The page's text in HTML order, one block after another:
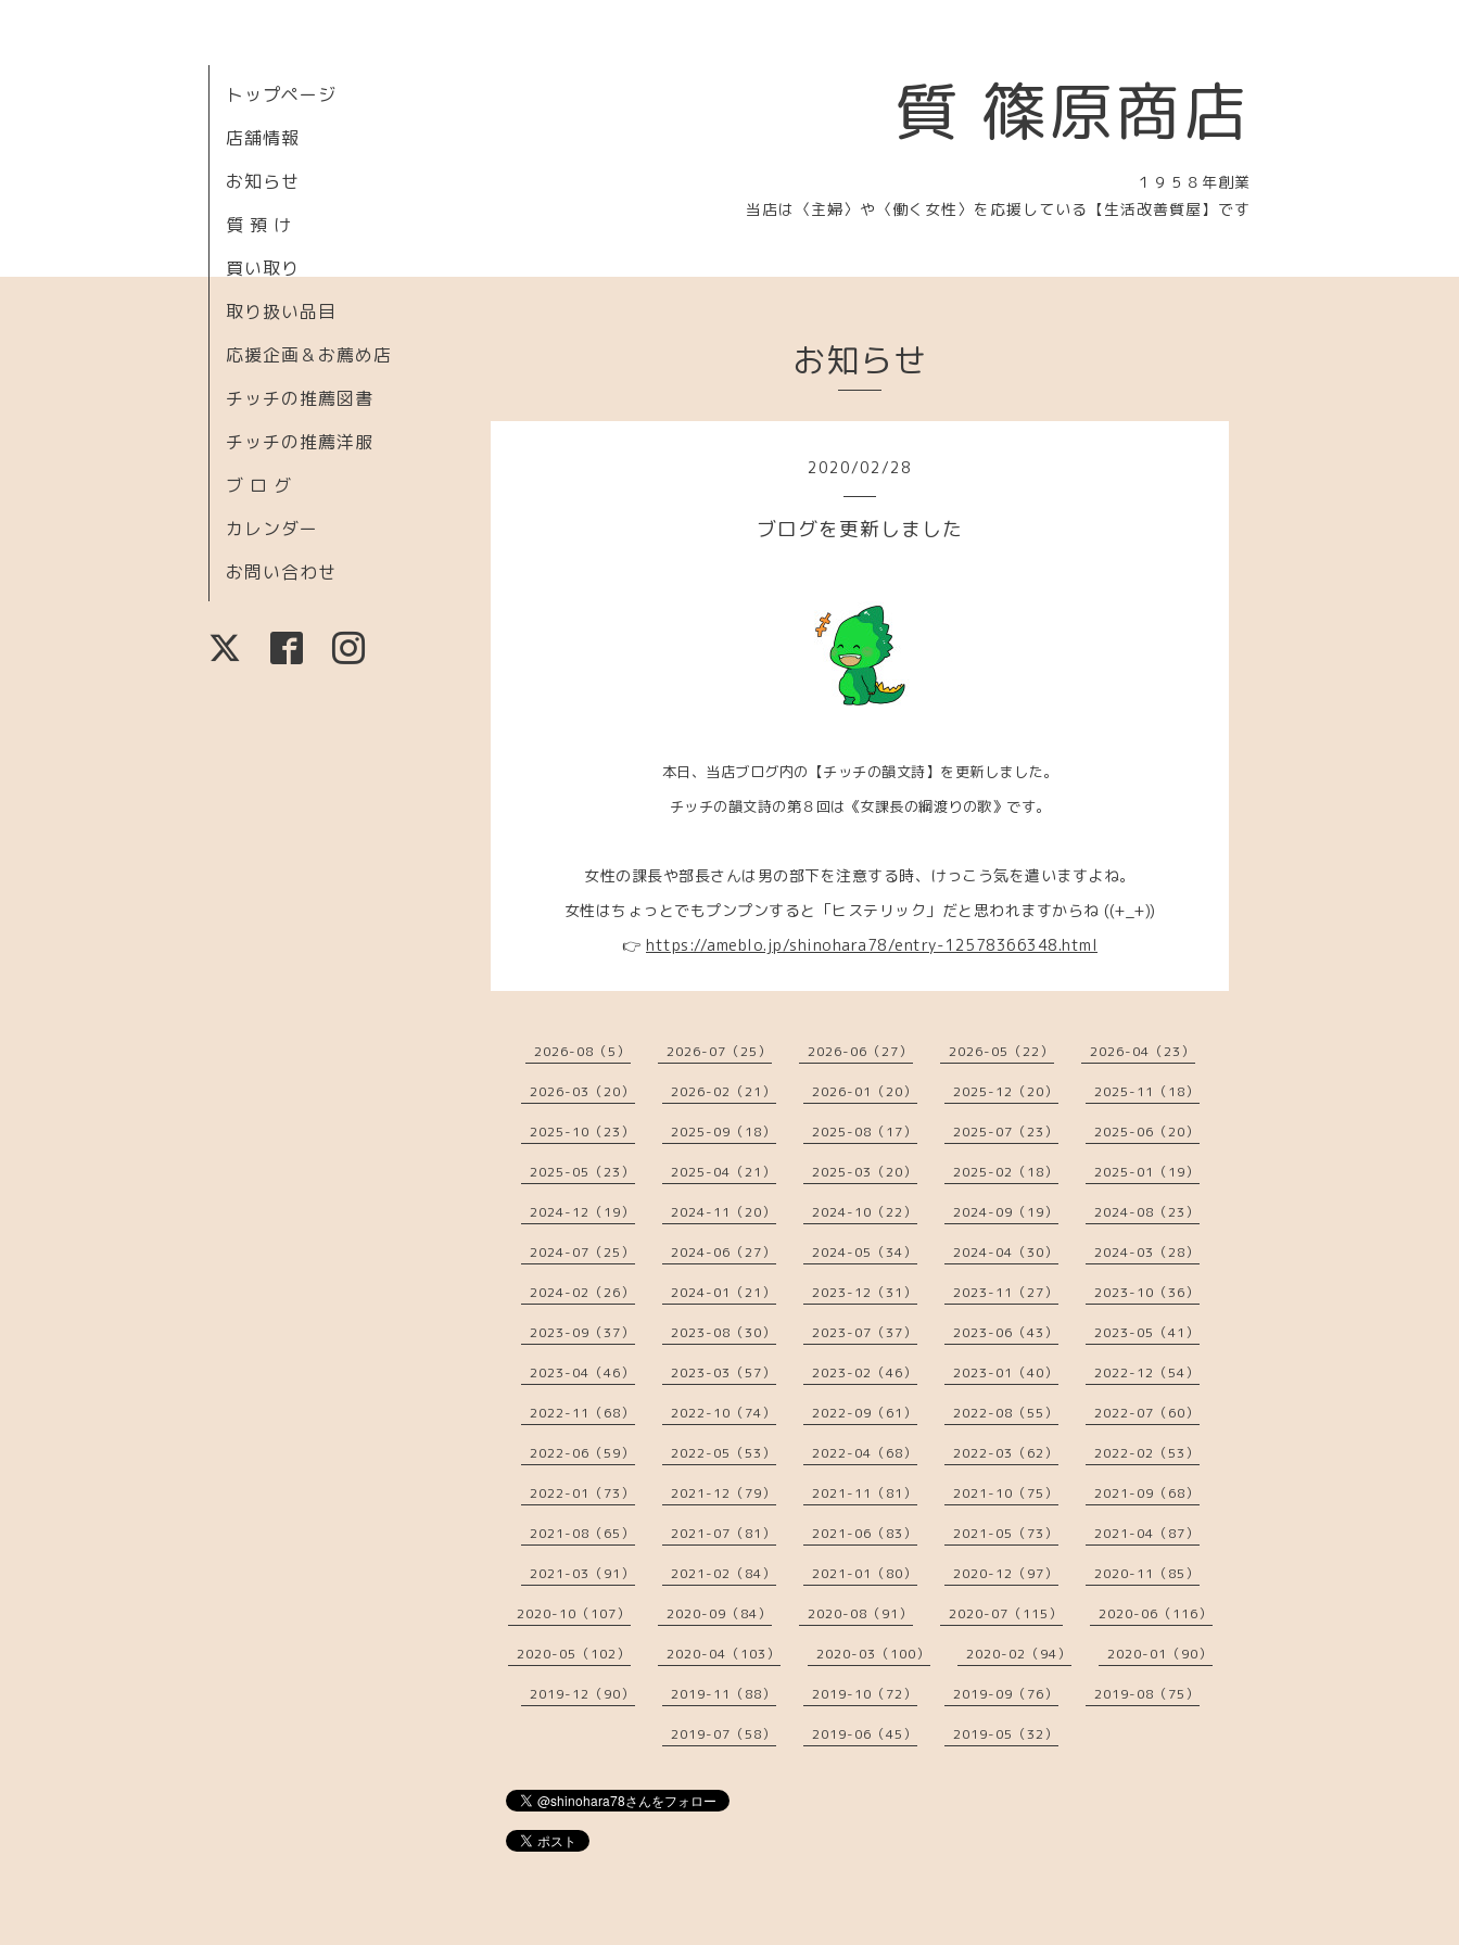
質 篠原商店
１９５８年創業
当店は〈主婦〉や〈働く女性〉を応援している【生活改善質屋】です
トップページ
店舗情報
お知らせ
質 預 け
買い取り
取り扱い品目
応援企画＆お薦め店
チッチの推薦図書
チッチの推薦洋服
ブ ロ グ
カレンダー
お問い合わせ
お知らせ
2020/02/28
ブログを更新しました
本日、当店ブログ内の【チッチの韻文詩】を更新しました。
チッチの韻文詩の第８回は 《女課長の綱渡りの歌》 です。
女性の課長や部長さんは男の部下を注意する時、けっこう気を遣いますよね。
女性はちょっとでもプンプンすると「ヒステリック」だと思われますからね ((+_+))
👉 https://ameblo.jp/shinohara78/entry-12578366348.html
2026-08（5） 2026-07（25） 2026-06（27） 2026-05（22） 2026-04（23）
2026-03（20） 2026-02（21） 2026-01（20） 2025-12（20） 2025-11（18）
2025-10（23） 2025-09（18） 2025-08（17） 2025-07（23） 2025-06（20）
2025-05（23） 2025-04（21） 2025-03（20） 2025-02（18） 2025-01（19）
2024-12（19） 2024-11（20） 2024-10（22） 2024-09（19） 2024-08（23）
2024-07（25） 2024-06（27） 2024-05（34） 2024-04（30） 2024-03（28）
2024-02（26） 2024-01（21） 2023-12（31） 2023-11（27） 2023-10（36）
2023-09（37） 2023-08（30） 2023-07（37） 2023-06（43） 2023-05（41）
2023-04（46） 2023-03（57） 2023-02（46） 2023-01（40） 2022-12（54）
2022-11（68） 2022-10（74） 2022-09（61） 2022-08（55） 2022-07（60）
2022-06（59） 2022-05（53） 2022-04（68） 2022-03（62） 2022-02（53）
2022-01（73） 2021-12（79） 2021-11（81） 2021-10（75） 2021-09（68）
2021-08（65） 2021-07（81） 2021-06（83） 2021-05（73） 2021-04（87）
2021-03（91） 2021-02（84） 2021-01（80） 2020-12（97） 2020-11（85）
2020-10（107） 2020-09（84） 2020-08（91） 2020-07（115） 2020-06（116）
2020-05（102） 2020-04（103） 2020-03（100） 2020-02（94） 2020-01（90）
2019-12（90） 2019-11（88） 2019-10（72） 2019-09（76） 2019-08（75）
2019-07（58） 2019-06（45） 2019-05（32）